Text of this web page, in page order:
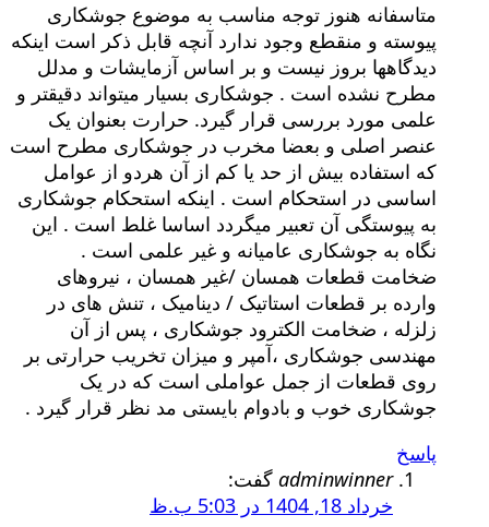
متاسفانه هنوز توجه مناسب به موضوع جوشکاری
پیوسته و منقطع وجود ندارد آنچه قابل ذکر است اینکه
دیدگاهها بروز نیست و بر اساس آزمایشات و مدلل
مطرح نشده است . جوشکاری بسیار میتواند دقیقتر و
علمی مورد بررسی قرار گیرد. حرارت بعنوان یک
عنصر اصلی و بعضا مخرب در جوشکاری مطرح است
که استفاده بیش از حد یا کم از آن هردو از عوامل
اساسی در استحکام است . اینکه استحکام جوشکاری
به پیوستگی آن تعبیر میگردد اساسا غلط است . این
نگاه به جوشکاری عامیانه و غیر علمی است .
ضخامت قطعات همسان /غیر همسان ، نیروهای
وارده بر قطعات استاتیک / دینامیک ، تنش های در
زلزله ، ضخامت الکترود جوشکاری ، پس از آن
مهندسی جوشکاری ،آمپر و میزان تخریب حرارتی بر
روی قطعات از جمل عواملی است که در یک
جوشکاری خوب و بادوام بایستی مد نظر قرار گیرد .
پاسخ
adminwinner گفت:
خرداد 18, 1404 در 5:03 ب.ظ